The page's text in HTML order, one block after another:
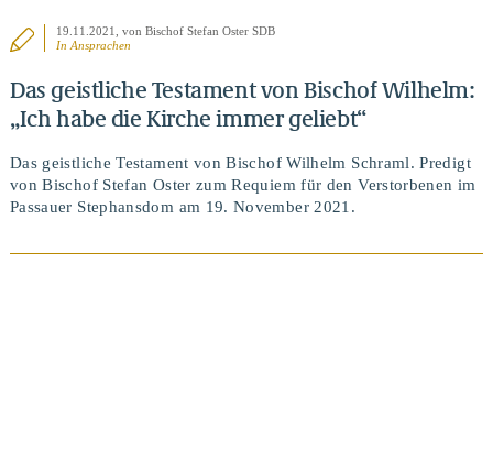
19.11.2021
, von Bischof Stefan Oster SDB
InAnsprachen
Das geistliche Testament von Bischof Wilhelm:
„Ich habe die Kirche immer geliebt“
Das geistliche Testament von Bischof Wilhelm Schraml. Predigt
von Bischof Stefan Oster zum Requiem für den Verstorbenen im
Passauer Stephansdom am 19. November 2021.